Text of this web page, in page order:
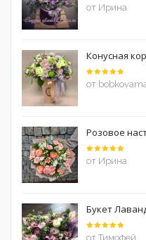
Оценка
из 5
от Ирина
Конусная
Оценка
из 5
от
Розовое
Оценка
из 5
от Ирина
Букет
Оценка
5
от Тимофей